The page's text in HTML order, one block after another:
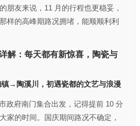
朋友来说，11 月的行程也更稳妥，
样的高峰期路况拥堵，能顺顺利利
解：每天都有新惊喜，陶瓷与
→陶溪川，初遇瓷都的文艺与浪漫
府南门集合出发，记得提前 10 分
家的时间。国庆期间路况不确定，